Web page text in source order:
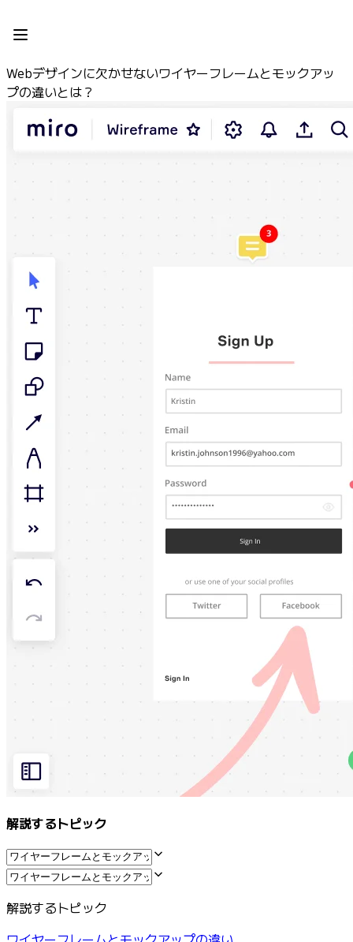
インテリジェント キャンバス
フロー
Engage
プラットフォーム
AI Workflows
コネクター
MCP サーバー
AI プレイブックを見る
MCP サーバー
ブループリント
インテグレーション
セキュリティー
Enterprise Guard
開発者プラットフォーム
アプリをダウンロード
ホワイトボード
ダイアグラム
タイムライン
文書
スライド
活用事例
注目アイテム
AI プレイブックを見る
Miroverse をチェック
全般
ダイアグラム
ワークショップ
ブレインストーミング
ロードマップ策定
技術設計・ドキュメント
顧客ジャーニーマップ
リサーチ統合
Design Workshops
Planning & Delivery
目標の策定
Webデザインに欠かせないワイヤーフレームとモックアッ
プの違いとは？
解説するトピック
解説するトピック